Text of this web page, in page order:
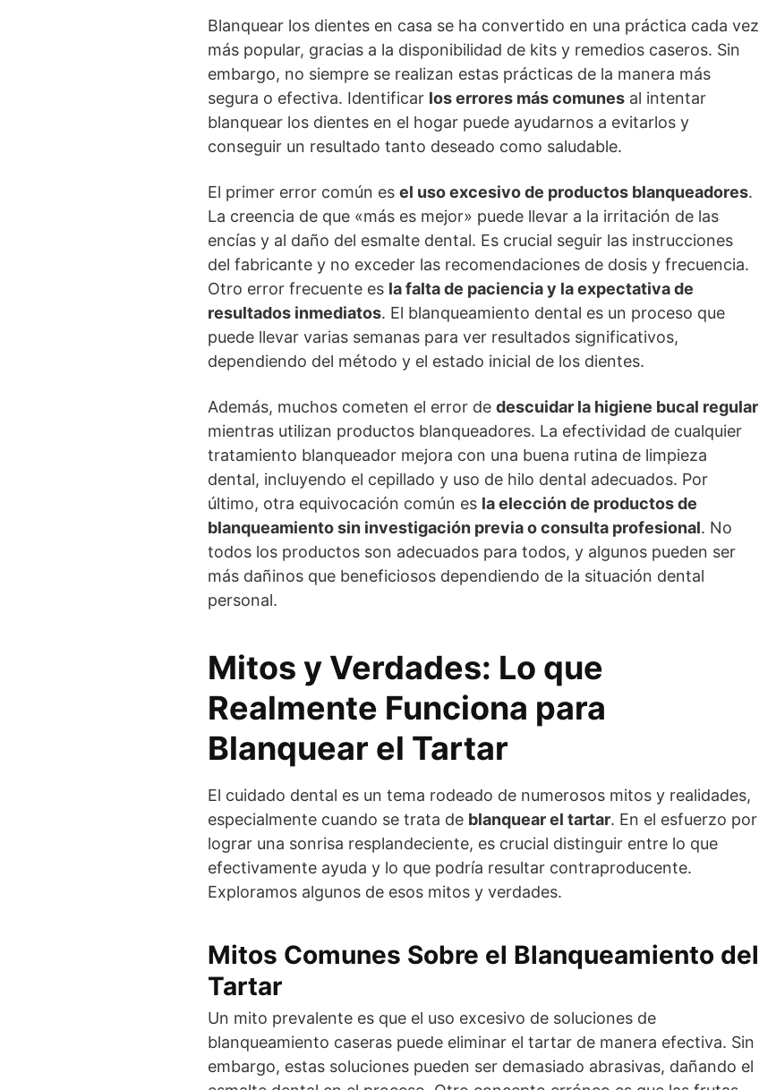
Blanquear los dientes en casa se ha convertido en una práctica cada vez
más popular, gracias a la disponibilidad de kits y remedios caseros. Sin
embargo, no siempre se realizan estas prácticas de la manera más
segura o efectiva. Identificar los errores más comunes al intentar
blanquear los dientes en el hogar puede ayudarnos a evitarlos y
conseguir un resultado tanto deseado como saludable.
El primer error común es el uso excesivo de productos blanqueadores.
La creencia de que «más es mejor» puede llevar a la irritación de las
encías y al daño del esmalte dental. Es crucial seguir las instrucciones
del fabricante y no exceder las recomendaciones de dosis y frecuencia.
Otro error frecuente es la falta de paciencia y la expectativa de
resultados inmediatos. El blanqueamiento dental es un proceso que
puede llevar varias semanas para ver resultados significativos,
dependiendo del método y el estado inicial de los dientes.
Además, muchos cometen el error de descuidar la higiene bucal regular
mientras utilizan productos blanqueadores. La efectividad de cualquier
tratamiento blanqueador mejora con una buena rutina de limpieza
dental, incluyendo el cepillado y uso de hilo dental adecuados. Por
último, otra equivocación común es la elección de productos de
blanqueamiento sin investigación previa o consulta profesional. No
todos los productos son adecuados para todos, y algunos pueden ser
más dañinos que beneficiosos dependiendo de la situación dental
personal.
Mitos y Verdades: Lo que
Realmente Funciona para
Blanquear el Tartar
El cuidado dental es un tema rodeado de numerosos mitos y realidades,
especialmente cuando se trata de blanquear el tartar. En el esfuerzo por
lograr una sonrisa resplandeciente, es crucial distinguir entre lo que
efectivamente ayuda y lo que podría resultar contraproducente.
Exploramos algunos de esos mitos y verdades.
Mitos Comunes Sobre el Blanqueamiento del
Tartar
Un mito prevalente es que el uso excesivo de soluciones de
blanqueamiento caseras puede eliminar el tartar de manera efectiva. Sin
embargo, estas soluciones pueden ser demasiado abrasivas, dañando el